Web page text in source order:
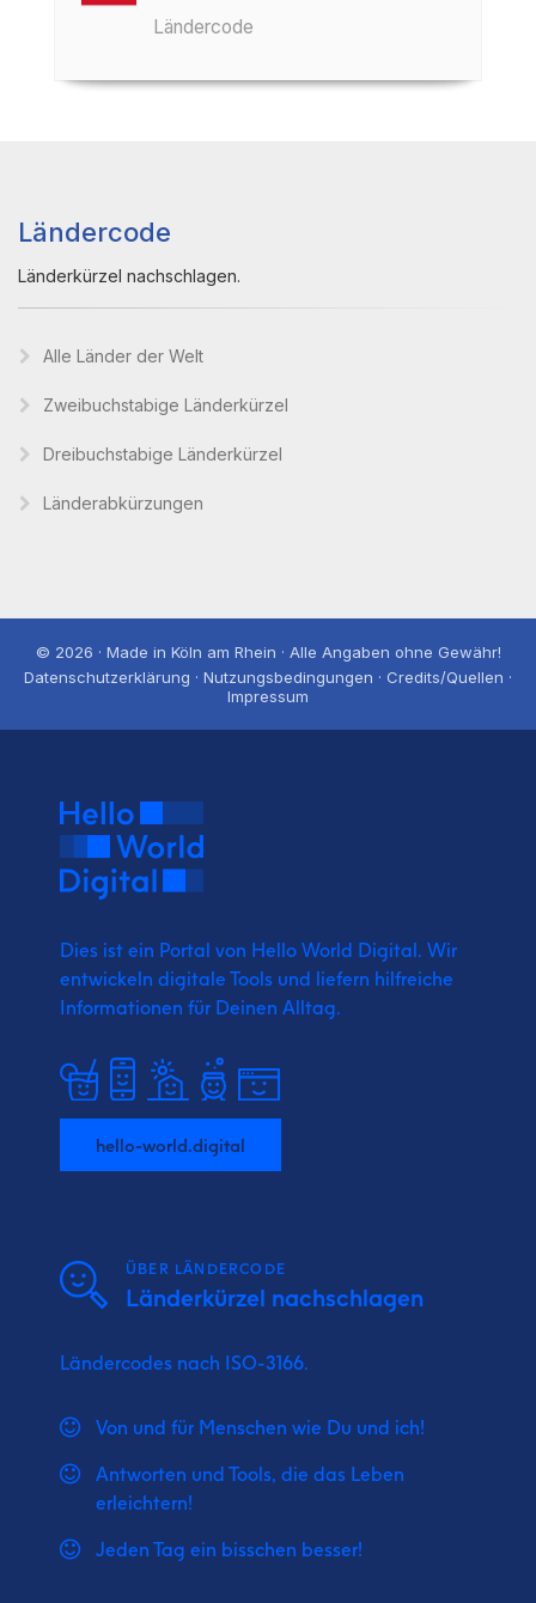
Ländercode
Ländercode
Länderkürzel nachschlagen.
Alle Länder der Welt
Zweibuchstabige Länderkürzel
Dreibuchstabige Länderkürzel
Länderabkürzungen
© 2026 · Made in Köln am Rhein · Alle Angaben ohne Gewähr!
Datenschutzerklärung · Nutzungsbedingungen · Credits/Quellen ·
Impressum
Dies ist ein Portal von Hello World Digital. Wir
entwickeln digitale Tools und liefern hilfreiche
Informationen für Deinen Alltag.
hello-world.digital
ÜBER LÄNDERCODE
Länderkürzel nachschlagen
Ländercodes nach ISO-3166.
Von und für Menschen wie Du und ich!
Antworten und Tools, die das Leben
erleichtern!
Jeden Tag ein bisschen besser!